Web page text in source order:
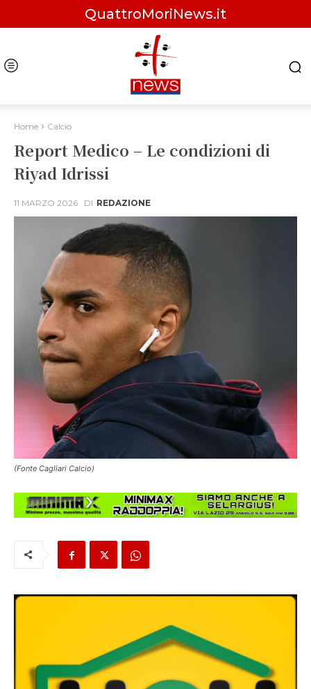
QuattroMoriNews.it
Home Calcio
Report Medico – Le condizioni di
Riyad Idrissi
11 MARZO 2026 DI REDAZIONE
(Fonte Cagliari Calcio)